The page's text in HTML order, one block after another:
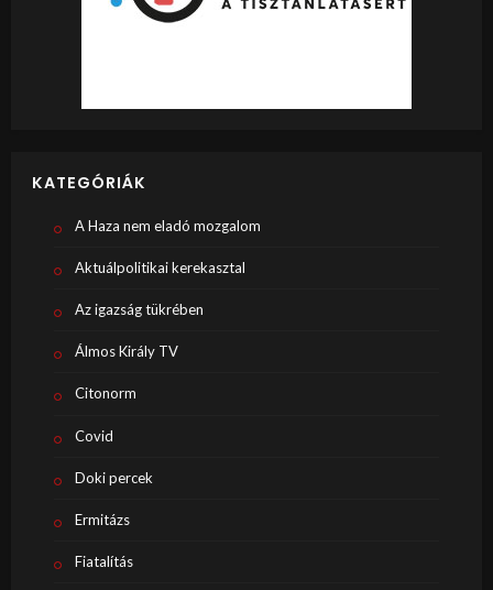
KATEGÓRIÁK
A Haza nem eladó mozgalom
Aktuálpolitikai kerekasztal
Az igazság tükrében
Álmos Király TV
Citonorm
Covid
Doki percek
Ermitázs
Fiatalítás